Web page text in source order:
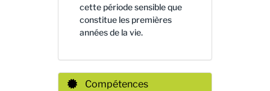
cette période sensible que
constitue les premières
années de la vie.
Compétences